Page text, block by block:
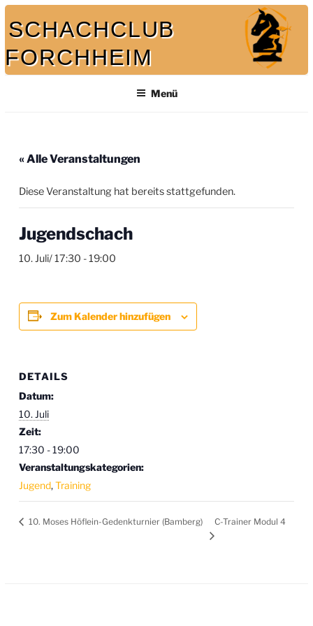
Zum
Inhalt
springen
SCHACHCLUB
FORCHHEIM
Menü
« Alle Veranstaltungen
Diese Veranstaltung hat bereits stattgefunden.
Jugendschach
10. Juli/ 17:30 -19:00
Zum Kalender hinzufügen
DETAILS
Datum:
10. Juli
Zeit:
17:30 - 19:00
Veranstaltungskategorien:
Jugend,Training
10. Moses Höflein-Gedenkturnier (Bamberg) C-Trainer Modul 4